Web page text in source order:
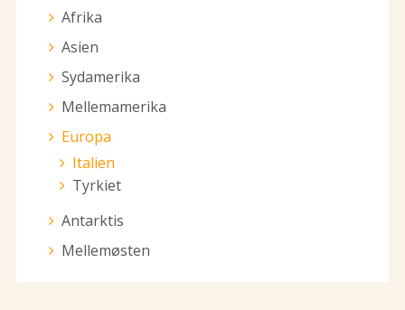
Afrika
Asien
Sydamerika
Mellemamerika
Europa
Italien
Tyrkiet
Antarktis
Mellemøsten